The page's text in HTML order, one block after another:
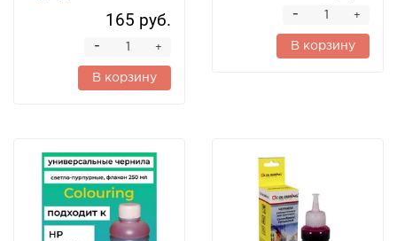
165 руб.
+
-
В корзину
+
-
В корзину